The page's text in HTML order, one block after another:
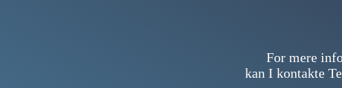
For mere
kan I kontakte